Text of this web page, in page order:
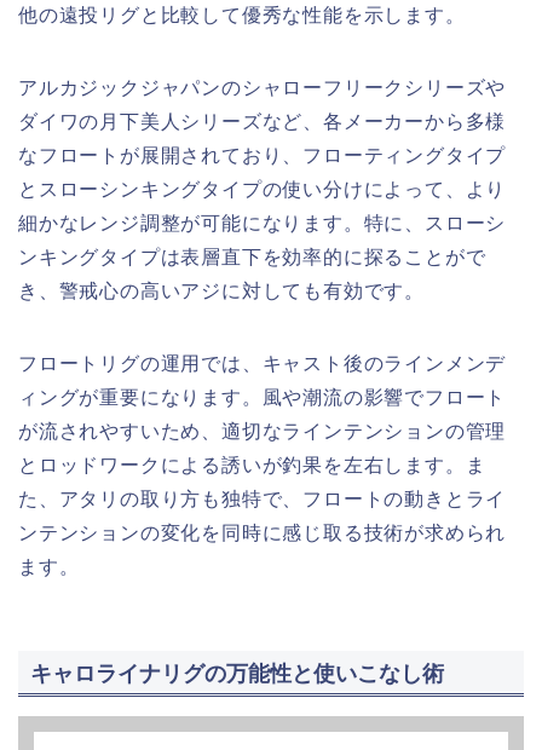
他の遠投リグと比較して優秀な性能を示します。
アルカジックジャパンのシャローフリークシリーズや
ダイワの月下美人シリーズなど、各メーカーから多様
なフロートが展開されており、フローティングタイプ
とスローシンキングタイプの使い分けによって、より
細かなレンジ調整が可能になります。特に、スローシ
ンキングタイプは表層直下を効率的に探ることがで
き、警戒心の高いアジに対しても有効です。
フロートリグの運用では、キャスト後のラインメンデ
ィングが重要になります。風や潮流の影響でフロート
が流されやすいため、適切なラインテンションの管理
とロッドワークによる誘いが釣果を左右します。ま
た、アタリの取り方も独特で、フロートの動きとライ
ンテンションの変化を同時に感じ取る技術が求められ
ます。
キャロライナリグの万能性と使いこなし術